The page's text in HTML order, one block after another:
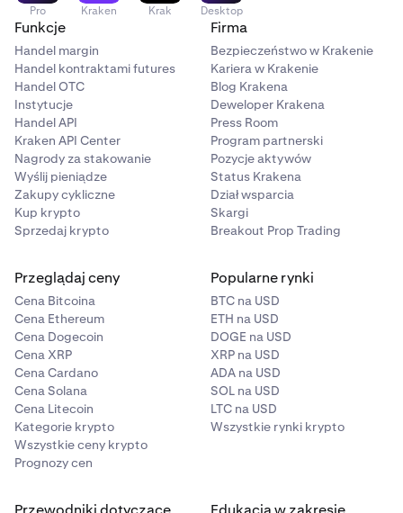
Ryzyko operacyjne: Problemy techniczne, przerwy
w działaniu giełdy lub awarie portfela mogą
zablokować dostęp do środków.
Ryzyko oszustwa: Oszukańcze projekty i piramidy
finansowe mogą prowadzić do utraty całej
zainwestowanej kwoty.
Ryzyko technologiczne
: Błędy lub awarie technologii
blockchain mogą osłabić funkcjonalność lub
wartość kryptowaluty.
Ryzyko kontrahenta
: Jeśli giełda lub platforma
kryptowalut zbankrutuje lub zostanie zhakowana,
Ryzyko smart kontraktów : Ktoś niepowołany może
wykorzystać luki lub błędy w smart kontraktach,
powodując utratę środków lub naruszenie kontraktu.
Pro Kraken Krak Desktop
Funkcje
Handel margin
Handel kontraktami futures
Handel OTC
Instytucje
Handel API
Kraken API Center
Nagrody za stakowanie
Wyślij pieniądze
Zakupy cykliczne
Kup krypto
Sprzedaj krypto
Firma
Bezpieczeństwo w Krakenie
Kariera w Krakenie
Blog Krakena
Deweloper Krakena
Press Room
Program partnerski
Pozycje aktywów
Status Krakena
Dział wsparcia
Skargi
Breakout Prop Trading
Przeglądaj ceny
Cena Bitcoina
Cena Ethereum
Cena Dogecoin
Cena XRP
Cena Cardano
Cena Solana
Cena Litecoin
Kategorie krypto
Wszystkie ceny krypto
Prognozy cen
Popularne rynki
BTC na USD
ETH na USD
DOGE na USD
XRP na USD
ADA na USD
SOL na USD
LTC na USD
Wszystkie rynki krypto